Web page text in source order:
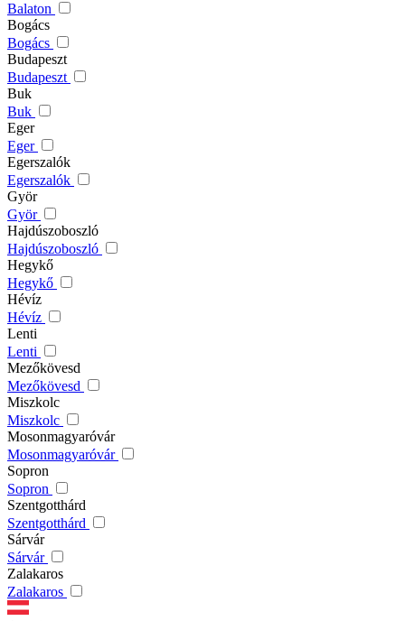
Balaton
Bogács
Bogács
Budapeszt
Budapeszt
Buk
Buk
Eger
Eger
Egerszalók
Egerszalók
Györ
Györ
Hajdúszoboszló
Hajdúszoboszló
Hegykő
Hegykő
Hévíz
Hévíz
Lenti
Lenti
Mezőkövesd
Mezőkövesd
Miszkolc
Miszkolc
Mosonmagyaróvár
Mosonmagyaróvár
Sopron
Sopron
Szentgotthárd
Szentgotthárd
Sárvár
Sárvár
Zalakaros
Zalakaros